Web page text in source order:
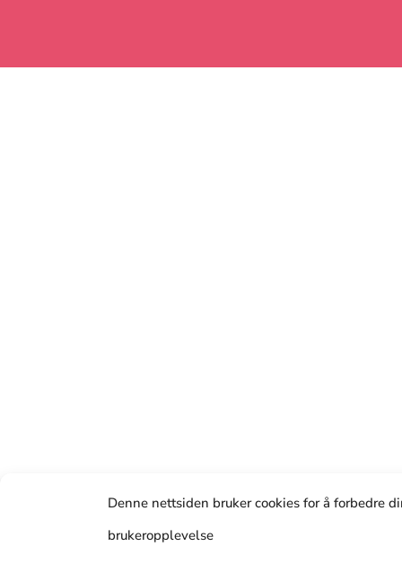
Denne nettsiden bruker cookies for å forbedre
brukeropplevelse